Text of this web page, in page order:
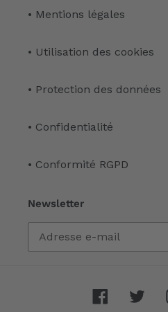
• Mentions légales
• Utilisation des cookies
• Protection des données
• Confidentialité
• Conformité RGPD
Newsletter
Facebook